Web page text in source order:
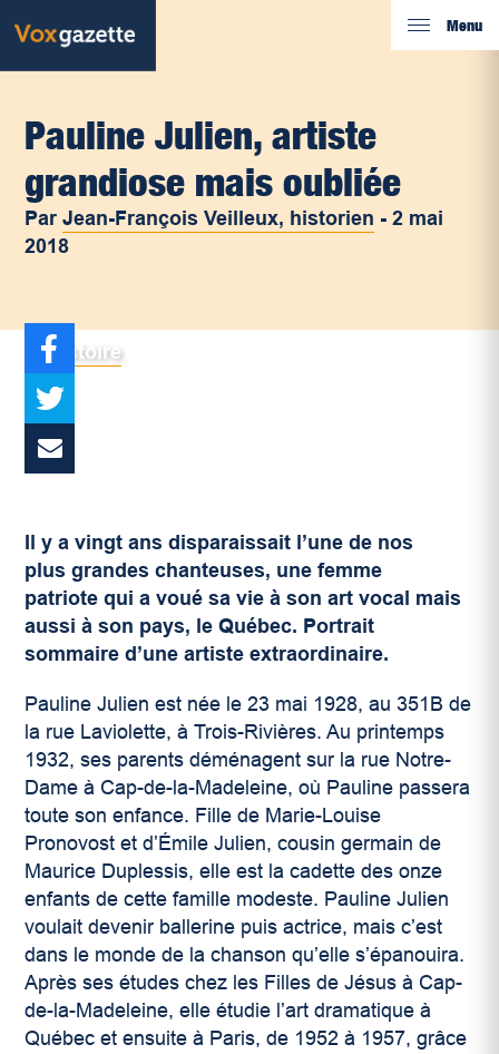
Menu
Pauline Julien, artiste
grandiose mais oubliée
ParJean-François Veilleux, historien -2 mai
2018
Histoire
Il y a vingt ans disparaissait l’une de nos
plus grandes chanteuses, une femme
patriote qui a voué sa vie à son art vocal mais
aussi à son pays, le Québec. Portrait
sommaire d’une artiste extraordinaire.
Pauline Julien est née le 23 mai 1928, au 351B de
la rue Laviolette, à Trois-Rivières. Au printemps
1932, ses parents déménagent sur la rue Notre-
Dame à Cap-de-la-Madeleine, où Pauline passera
toute son enfance. Fille de Marie-Louise
Pronovost et d’Émile Julien, cousin germain de
Maurice Duplessis, elle est la cadette des onze
enfants de cette famille modeste. Pauline Julien
voulait devenir ballerine puis actrice, mais c’est
dans le monde de la chanson qu’elle s’épanouira.
Après ses études chez les Filles de Jésus à Cap-
de-la-Madeleine, elle étudie l’art dramatique à
Québec et ensuite à Paris, de 1952 à 1957, grâce